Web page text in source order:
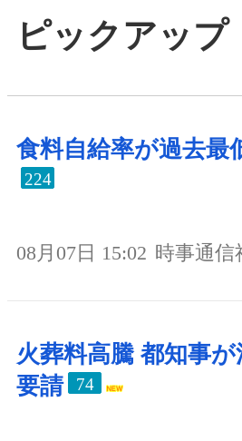
ピックアップ
食料自給率が過去最
224
08月07日 15:02 時事通信
火葬料高騰 都知事
要請
74